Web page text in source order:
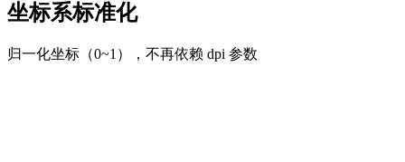
坐标系标准化
归一化坐标（0~1），不再依赖 dpi 参数